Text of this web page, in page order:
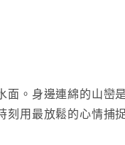
。身邊連綿的山巒
用最放鬆的心情捕